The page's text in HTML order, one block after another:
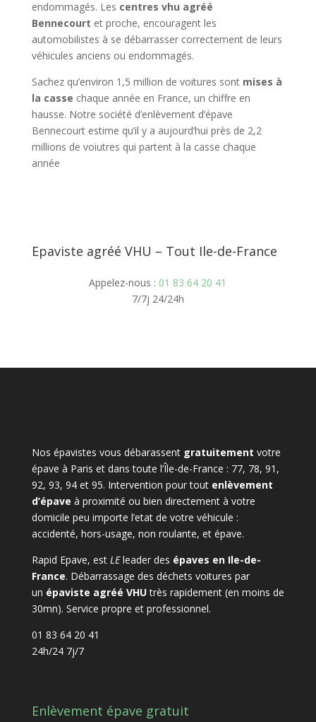
endommagés. Les centres vhu agréé
Bennecourt et proche, encouragent les
automobilistes à se débarrasser correctement de leurs
véhicules anciens ou endommagés.
Sachez qu’environ 1,5 million de voitures sont mises à
la casse chaque année en France, un chiffre en
hausse. Notre société d’enlèvement d’épave
Bennecourt estime qu’il y a aujourd’hui près de 2,2
millions de voiutres qui partent à la casse chaque
année
Epaviste agréé VHU – Tout Ile-de-France
Appelez-nous : 01 83 64 20 41
7/7j 24/24h
Nos épavistes vous débarassent gratuitement votre
épave à Paris et dans toute l’Île-de-France : 77, 78, 91,
92, 93, 94 et 95. Intervention pour tout enlèvement
d’épave à proximité ou bien directement à votre
domicile peu importe l’etat de votre véhicule :
accidenté, hors-usage, non roulante, et épave.
Rapid Epave, est LEleader des épaves en Ile-de-
France. Débarrassage des déchets voitures par
un épaviste agréé VHUtrès rapidement (en moins de
30mn). Service propre et professionnel.
01 83 64 20 41
24h/24 7j/7
Enlèvement épave gratuit